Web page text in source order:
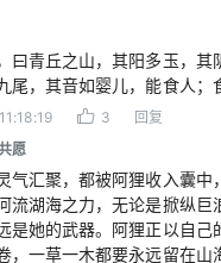
曰青丘之山，其阳多玉，其
尾，其音如婴儿，能食人；
3
回复
愿
气汇聚，都被阿狸收入囊中
流湖海之力，无论是掀纵巨
是她的武器。阿狸正以自己
，一草一木都要永远留在山